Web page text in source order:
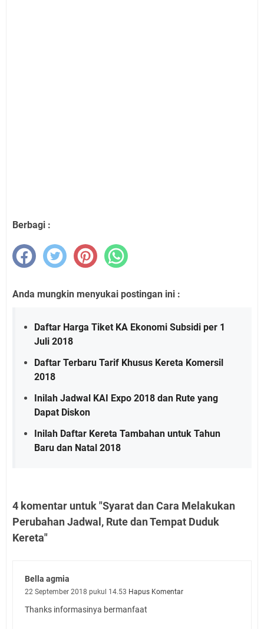
Berbagi :
Anda mungkin menyukai postingan ini :
Daftar Harga Tiket KA Ekonomi Subsidi per 1
Juli 2018
Daftar Terbaru Tarif Khusus Kereta Komersil
2018
Inilah Jadwal KAI Expo 2018 dan Rute yang
Dapat Diskon
Inilah Daftar Kereta Tambahan untuk Tahun
Baru dan Natal 2018
4 komentar untuk "Syarat dan Cara Melakukan
Perubahan Jadwal, Rute dan Tempat Duduk
Kereta"
Bella agmia
22 September 2018 pukul 14.53 Hapus Komentar
Thanks informasinya bermanfaat